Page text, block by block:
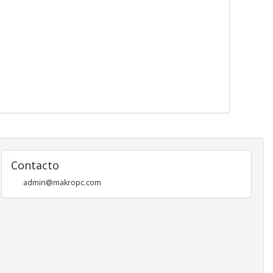
Contacto
admin@makropc.com